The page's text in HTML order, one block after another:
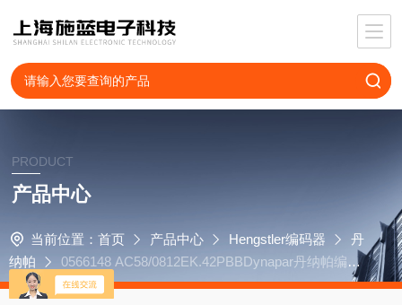
PRODUCT
产品中心
当前位置： 首页 产品中心 Hengstler编码器
丹
纳帕
0566148 AC58/0812EK.42PBBDynapar丹纳帕编码
器HSD35409641EG